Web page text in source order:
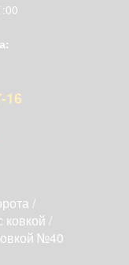
16
/
ковкой /
№40